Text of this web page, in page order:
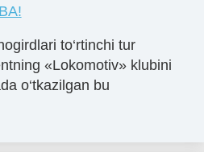
to‘rtinchi tur
«Lokomotiv» klubini
o‘tkazilgan bu